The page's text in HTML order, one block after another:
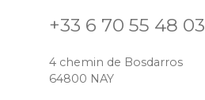
+33 6 70 55 48 03
4 chemin de Bosdarros
64800 NAY